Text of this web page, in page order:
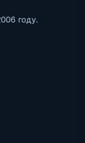
году.